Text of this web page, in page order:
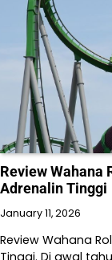
Review Wahana
Adrenalin Tinggi
January 11, 2026
Review Wahana
Tinggi. Di awal